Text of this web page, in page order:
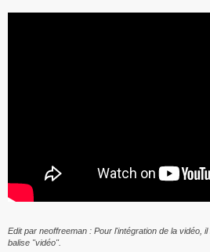
Edit par neoffreeman : Pour l'intégration de la vidéo,
balise "vidéo".